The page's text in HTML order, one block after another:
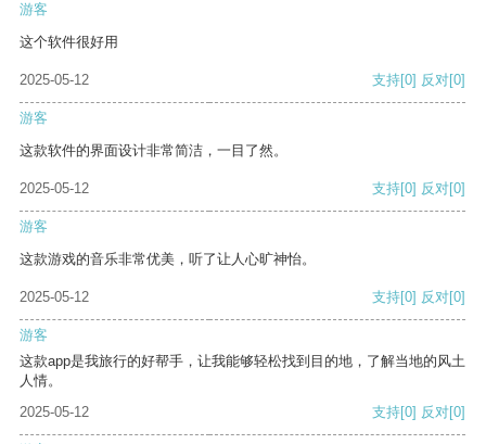
游客
这个软件很好用
2025-05-12 支持[0] 反对[0]
游客
这款软件的界面设计非常简洁，一目了然。
2025-05-12 支持[0] 反对[0]
游客
这款游戏的音乐非常优美，听了让人心旷神怡。
2025-05-12 支持[0] 反对[0]
游客
这款app是我旅行的好帮手，让我能够轻松找到目的地，了解当地的风土
人情。
2025-05-12
支持[0] 反对[0]